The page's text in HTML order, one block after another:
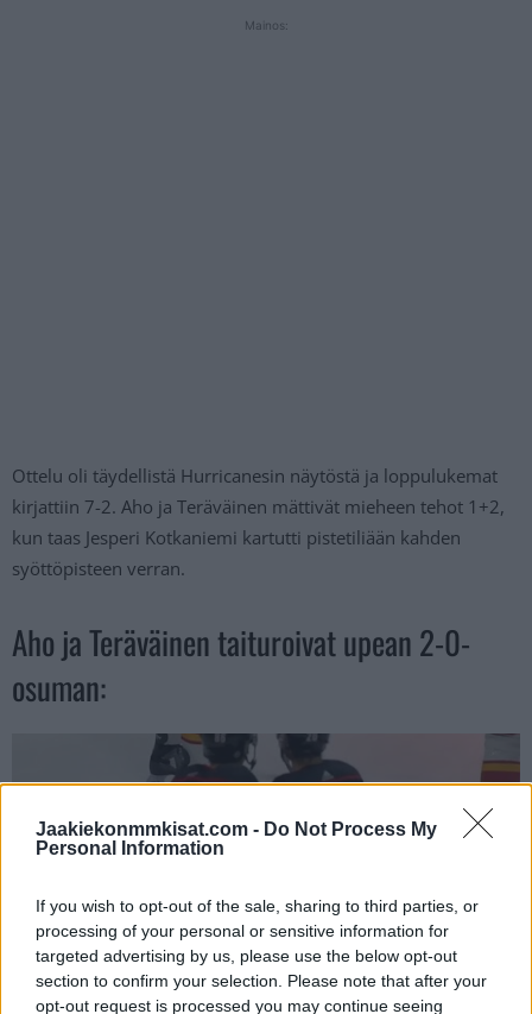
Jaakiekonmmkisat.com - Do Not Process My
Personal Information
If you wish to opt-out of the sale, sharing to third parties, or
processing of your personal or sensitive information for
targeted advertising by us, please use the below opt-out
section to confirm your selection. Please note that after your
opt-out request is processed you may continue seeing
Mainos:
Ottelu oli täydellistä Hurricanesin näytöstä ja loppulukemat
kirjattiin 7-2. Aho ja Teräväinen mättivät mieheen tehot 1+2,
kun taas Jesperi Kotkaniemi kartutti pistetiliään kahden
syöttöpisteen verran.
Aho ja Teräväinen taituroivat upean 2-0-
osuman: